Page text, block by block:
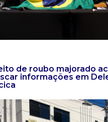
de roubo majorado
informações em